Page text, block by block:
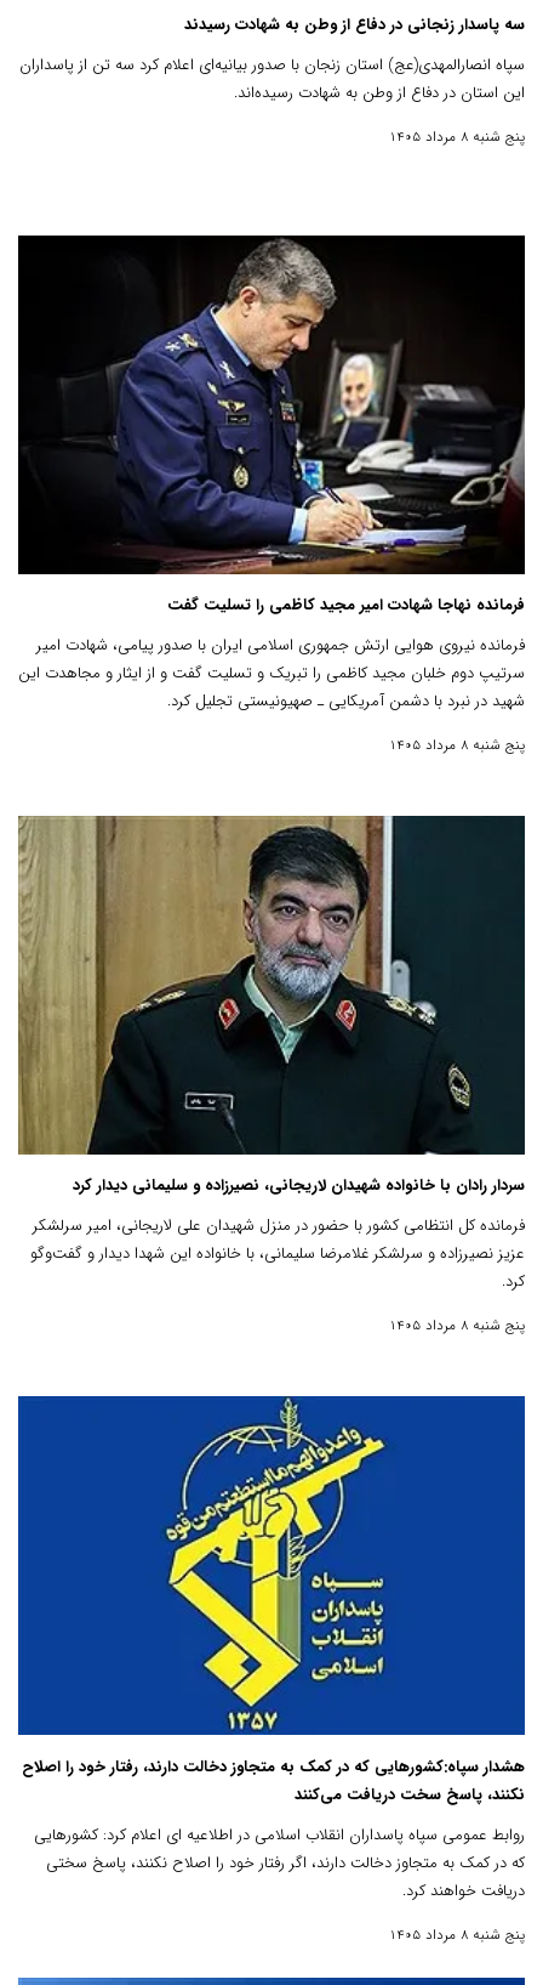
سه پاسدار زنجانی در دفاع از وطن به شهادت رسیدند
سپاه انصارالمهدی(عج) استان زنجان با صدور بیانیه‌ای اعلام کرد سه تن از پاسداران
این استان در دفاع از وطن به شهادت رسیده‌اند.
پنج شنبه 8 مرداد 1405
فرمانده نهاجا شهادت امیر مجید کاظمی را تسلیت گفت
فرمانده نیروی هوایی ارتش جمهوری اسلامی ایران با صدور پیامی، شهادت امیر
سرتیپ دوم خلبان مجید کاظمی را تبریک و تسلیت گفت و از ایثار و مجاهدت این
شهید در نبرد با دشمن آمریکایی ـ صهیونیستی تجلیل کرد.
پنج شنبه 8 مرداد 1405
سردار رادان با خانواده شهیدان لاریجانی، نصیرزاده و سلیمانی دیدار کرد
فرمانده کل انتظامی کشور با حضور در منزل شهیدان علی لاریجانی، امیر سرلشکر
عزیز نصیرزاده و سرلشکر غلامرضا سلیمانی، با خانواده این شهدا دیدار و گفت‌وگو
کرد.
پنج شنبه 8 مرداد 1405
هشدار سپاه:کشورهایی که در کمک به متجاوز دخالت دارند، رفتار خود را اصلاح
نکنند، پاسخ سخت دریافت می‌کنند
روابط عمومی سپاه پاسداران انقلاب اسلامی در اطلاعیه ای اعلام کرد: کشورهایی
که در کمک به متجاوز دخالت دارند، اگر رفتار خود را اصلاح نکنند، پاسخ سختی
دریافت خواهند کرد.
پنج شنبه 8 مرداد 1405